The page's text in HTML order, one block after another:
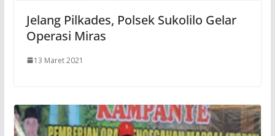
Jelang Pilkades, Polsek Sukolilo Gelar
Operasi Miras
13 Maret 2021